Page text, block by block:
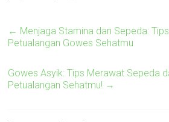
← Menjaga Stamina dan Sepeda:
Petualangan Gowes Sehatmu
Gowes Asyik: Tips Merawat Sepeda
Petualangan Sehatmu! →